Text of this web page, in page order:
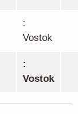
:
Vostok
:
Vostok